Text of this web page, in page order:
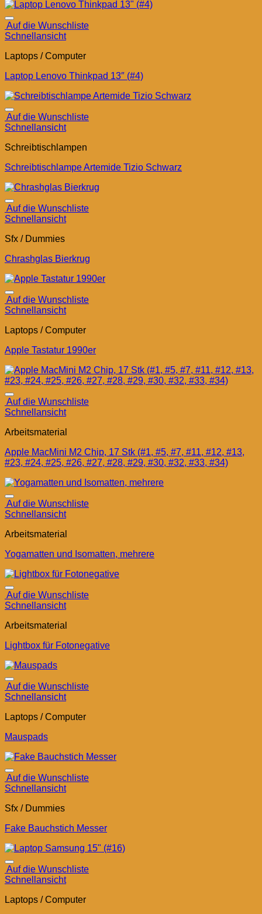
Auf die Wunschliste
Schnellansicht
Laptops / Computer
Laptop Lenovo Thinkpad 13″ (#4)
Auf die Wunschliste
Schnellansicht
Schreibtischlampen
Schreibtischlampe Artemide Tizio Schwarz
Auf die Wunschliste
Schnellansicht
Sfx / Dummies
Chrashglas Bierkrug
Auf die Wunschliste
Schnellansicht
Laptops / Computer
Apple Tastatur 1990er
Auf die Wunschliste
Schnellansicht
Arbeitsmaterial
Apple MacMini M2 Chip, 17 Stk (#1, #5, #7, #11, #12, #13,
#23, #24, #25, #26, #27, #28, #29, #30, #32, #33, #34)
Auf die Wunschliste
Schnellansicht
Arbeitsmaterial
Yogamatten und Isomatten, mehrere
Auf die Wunschliste
Schnellansicht
Arbeitsmaterial
Lightbox für Fotonegative
Auf die Wunschliste
Schnellansicht
Laptops / Computer
Mauspads
Auf die Wunschliste
Schnellansicht
Sfx / Dummies
Fake Bauchstich Messer
Auf die Wunschliste
Schnellansicht
Laptops / Computer